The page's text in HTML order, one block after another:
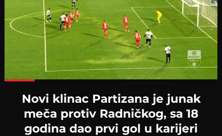
Novi klinac Partizana je junak
meča protiv Radničkog, sa 18
godina dao prvi gol u karijeri